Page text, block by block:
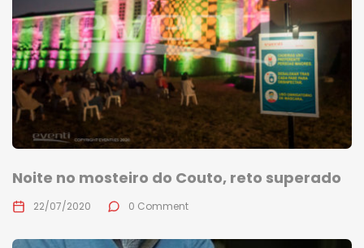
Noite no mosteiro do Couto, reto superado
22/07/2020 0 Comment